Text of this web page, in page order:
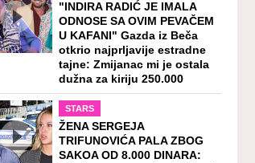
"INDIRA RADIĆ JE IMALA
ODNOSE SA OVIM PEVAČEM
U KAFANI" Gazda iz Beča
otkrio najprljavije estradne
tajne: Zmijanac mi je ostala
dužna za kiriju 250.000
STARS
ŽENA SERGEJA
TRIFUNOVIĆA PALA ZBOG
SAKOA OD 8.000 DINARA: